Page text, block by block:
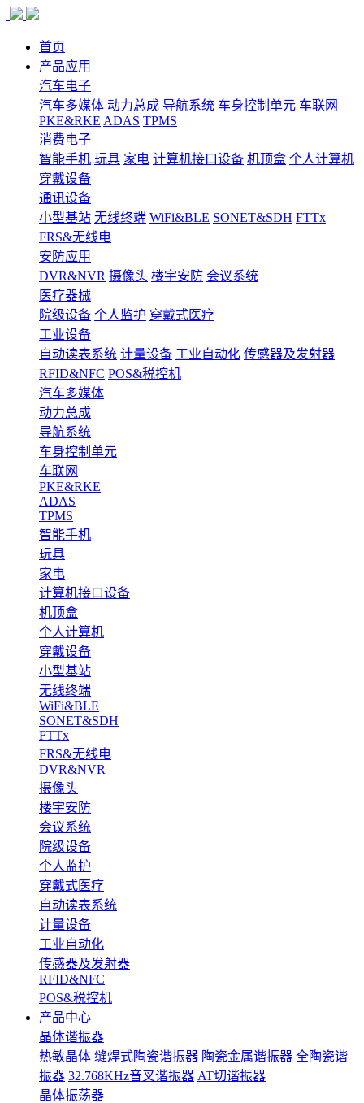
首页
产品应用
汽车电子
汽车多媒体 动力总成 导航系统 车身控制单元 车联网
PKE&RKE ADAS TPMS
消费电子
智能手机 玩具 家电 计算机接口设备 机顶盒 个人计算机
穿戴设备
通讯设备
小型基站 无线终端 WiFi&BLE SONET&SDH FTTx
FRS&无线电
安防应用
DVR&NVR 摄像头 楼宇安防 会议系统
医疗器械
院级设备 个人监护 穿戴式医疗
工业设备
自动读表系统 计量设备 工业自动化 传感器及发射器
RFID&NFC POS&税控机
汽车多媒体
动力总成
导航系统
车身控制单元
车联网
PKE&RKE
ADAS
TPMS
智能手机
玩具
家电
计算机接口设备
机顶盒
个人计算机
穿戴设备
小型基站
无线终端
WiFi&BLE
SONET&SDH
FTTx
FRS&无线电
DVR&NVR
摄像头
楼宇安防
会议系统
院级设备
个人监护
穿戴式医疗
自动读表系统
计量设备
工业自动化
传感器及发射器
RFID&NFC
POS&税控机
产品中心
晶体谐振器
热敏晶体 缝焊式陶瓷谐振器 陶瓷金属谐振器 全陶瓷谐
振器 32.768KHz音叉谐振器 AT切谐振器
晶体振荡器